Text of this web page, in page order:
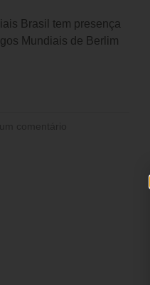
Brasil tem presença
Mundiais de Berlim